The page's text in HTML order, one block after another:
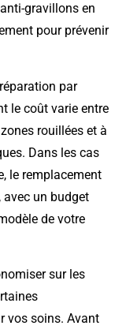
gravillons en
pour prévenir
par
le coût varie entre
rouillées et à
Dans les cas
le remplacement
un budget
de votre
sur les
vos soins. Avant